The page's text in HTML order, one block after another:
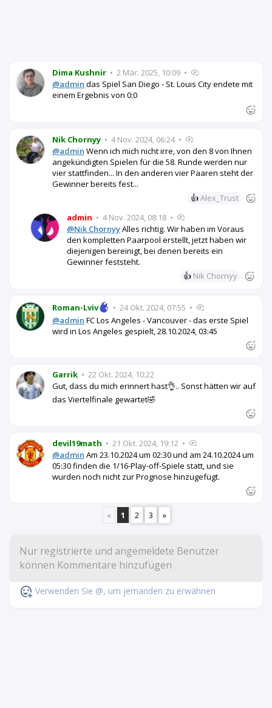
Dima Kushnir • 2 Mär. 2025, 10:09 •
@admin das Spiel San Diego - St. Louis City endete mit
einem Ergebnis von 0:0
Nik Chornyy • 4 Nov. 2024, 06:24 •
@admin Wenn ich mich nicht irre, von den 8 von Ihnen
angekündigten Spielen für die 58. Runde werden nur
vier stattfinden... In den anderen vier Paaren steht der
Gewinner bereits fest...
👍Alex_Trust
admin • 4 Nov. 2024, 08:18 •
@Nik ChornyyAlles richtig. Wir haben im Voraus
den kompletten Paarpool erstellt, jetzt haben wir
diejenigen bereinigt, bei denen bereits ein
Gewinner feststeht.
👍 Nik Chornyy
Roman-Lviv • 24 Okt. 2024, 07:55 •
@admin FC Los Angeles - Vancouver - das erste Spiel
wird in Los Angeles gespielt, 28.10.2024, 03:45
Garrik • 22 Okt. 2024, 10:22
Gut, dass du mich erinnert hast👌.. Sonst hätten wir auf
das Viertelfinale gewartet🤣
devil19math • 21 Okt. 2024, 19:12 •
@admin Am 23.10.2024 um 02:30 und am 24.10.2024 um
05:30 finden die 1/16-Play-off-Spiele statt, und sie
wurden noch nicht zur Prognose hinzugefügt.
« 1 2 3 »
Verwenden Sie @, um jemanden zu erwähnen